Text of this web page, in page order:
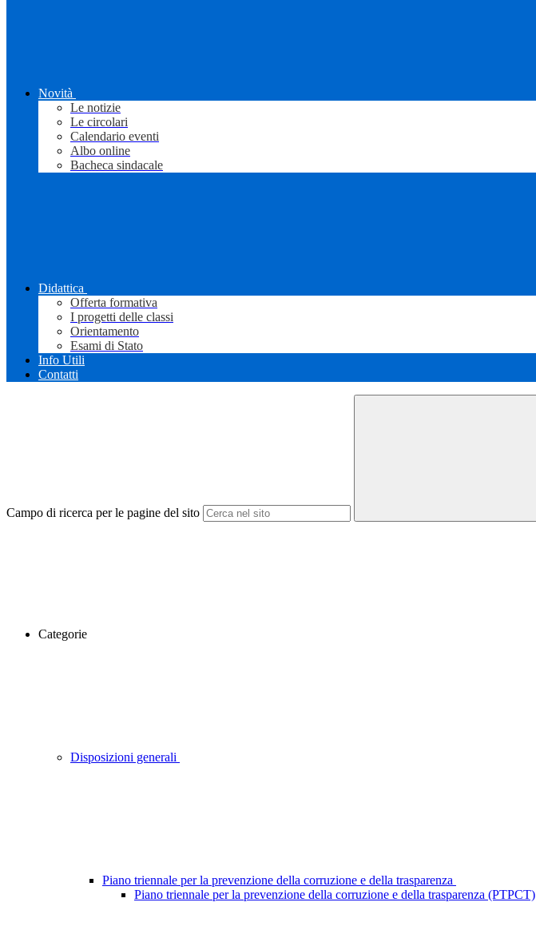
Novità
Le notizie
Le circolari
Calendario eventi
Albo online
Bacheca sindacale
Didattica
Offerta formativa
I progetti delle classi
Orientamento
Esami di Stato
Info Utili
Contatti
Campo di ricerca per le pagine del sito
Categorie
Disposizioni generali
Piano triennale per la prevenzione della corruzione e della trasparenza
Piano triennale per la prevenzione della corruzione e della trasparenza (PTPCT)